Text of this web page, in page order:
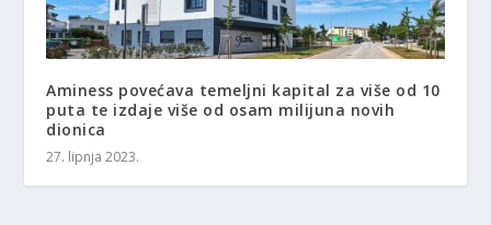
Aminess povećava temeljni kapital za više od 10
puta te izdaje više od osam milijuna novih
dionica
27. lipnja 2023.